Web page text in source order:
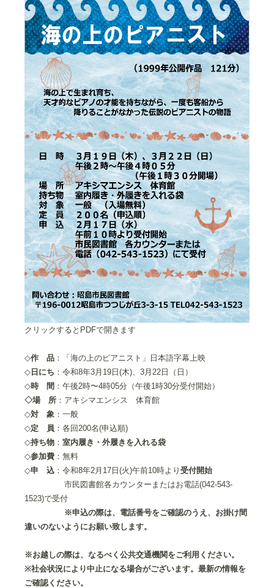
クリックするとPDFで開きます
◇作 品：「海の上のピアニスト」日本語字幕上映
◇日にち ：令和8年3月19日(木)、3月22日（日）
◇時 間 ：午後2時〜4時05分（午後1時30分受付開始）
◇場 所：アキシマエンシス 体育館
◇対 象 ：一般
◇定 員 ：各回200名(申込順)
◇持ち物： 室内履き・外履きを入れる袋
◇参加費：無料
◇申 込：令和8年2月17日(火)午前10時より 受付開始
市民図書館各カウンターまたはお電話(042-543-
1523)で受付
※申込の際は、電話番号をご確認のうえ、お掛け間
違いのないようにお願い致します。
※お越しの際は、なるべく公共交通機関をご利用ください。
※社会状況により中止になる場合がございます。最新の情報を
ご確認ください。